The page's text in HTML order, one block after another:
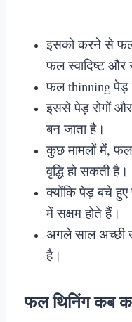
इसको करने से
फल स्वादिष्ट और
फल thinning पेड़
इससे पेड़ रोगों
बन जाता है।
कुछ मामलों में,
वृद्धि हो सकती है।
क्योंकि पेड़ बचे
में सक्षम होते हैं।
अगले साल अच्छी
है।
फल थिनिंग कब